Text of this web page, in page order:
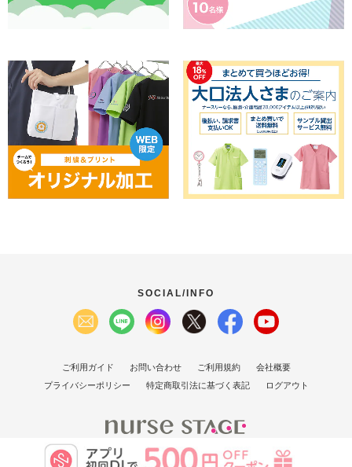
SOCIAL/INFO
ご利用ガイド お問い合わせ ご利用規約
会社概要
プライバシーポリシー
特定商取引法に基づく表記 ログアウト